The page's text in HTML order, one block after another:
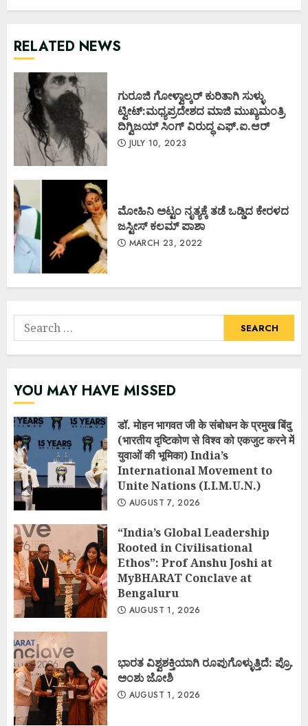
RELATED NEWS
ಗುರೂಜಿ ಗೋಳ್ವಾಲ್ಕರ್ ಕುರಿತಾಗಿ ಸುಳ್ಳು
ಟ್ವೀಟ್:ಮಧ್ಯಪ್ರದೇಶದ ಮಾಜಿ ಮುಖ್ಯಮಂತ್ರಿ
ದಿಗ್ವಿಜಯ್ ಸಿಂಗ್ ವಿರುದ್ಧ ಎಫ್.ಐ.ಆರ್
JULY 10, 2023
ಮೋಹಿನಿ ಅಟ್ಟಂ ನೃತ್ಯಕ್ಕೆ ತಡೆ ಒಡ್ಡಿದ ಕೇರಳದ
ಜಸ್ಟೀಸ್ ಕಲಮ್ ಪಾಶಾ
MARCH 23, 2022
Search
for:
YOU MAY HAVE MISSED
डॉ. मोहन भागवत जी के संबोधन के प्रमुख बिंदु
(भारतीय दृष्टिकोण से विश्व को एकजुट करने में
युवाओं की भूमिका) India’s
International Movement to
Unite Nations (I.I.M.U.N.)
AUGUST 7, 2026
“India’s Global Leadership
Rooted in Civilisational
Ethos”: Prof Anshu Joshi at
MyBHARAT Conclave at
Bengaluru
AUGUST 1, 2026
ಭಾರತ ವಿಶ್ವಶಕ್ತಿಯಾಗಿ ರೂಪುಗೊಳ್ಳುತ್ತಿದೆ: ಪ್ರೊ.
ಅಂಶು ಜೋಶಿ
AUGUST 1, 2026